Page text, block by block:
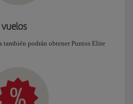
también podrán obtener Puntos Elite